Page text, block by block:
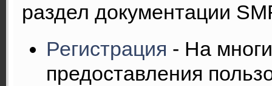
раздел документации
Регистрация - На
предоставления